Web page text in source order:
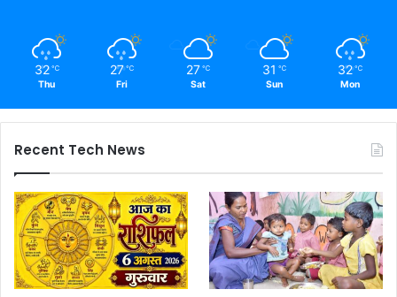
32 ℃
Thu
27 ℃
Fri
27 ℃
Sat
31 ℃
Sun
32 ℃
Mon
Recent Tech News